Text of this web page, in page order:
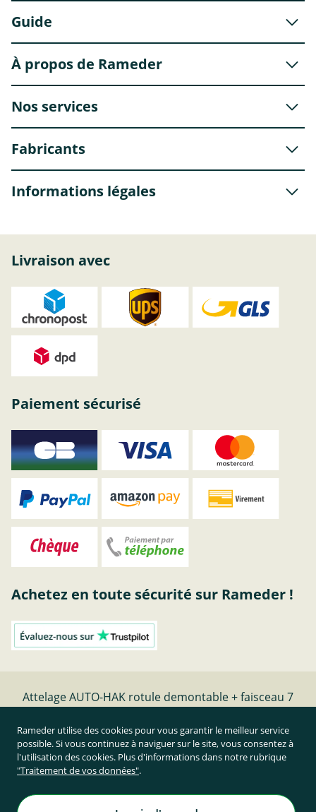
Guide
À propos de Rameder
Nos services
Fabricants
Informations légales
Livraison avec
Paiement sécurisé
Achetez en toute sécurité sur Rameder !
Attelage AUTO-HAK rotule demontable + faisceau 7
Résilier le contrat
Prix TTC et hors frais de port
Rameder Attelage France
Rameder utilise des cookies pour vous garantir le meilleur service
possible. Si vous continuez à naviguer sur le site, vous consentez à
l'utilisation des cookies. Plus d'informations dans notre rubrique
"Traitement de vos données".